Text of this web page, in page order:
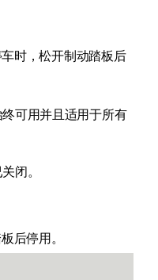
时，松开制动踏板后
可用并且适用于所有
闭。
后停用。